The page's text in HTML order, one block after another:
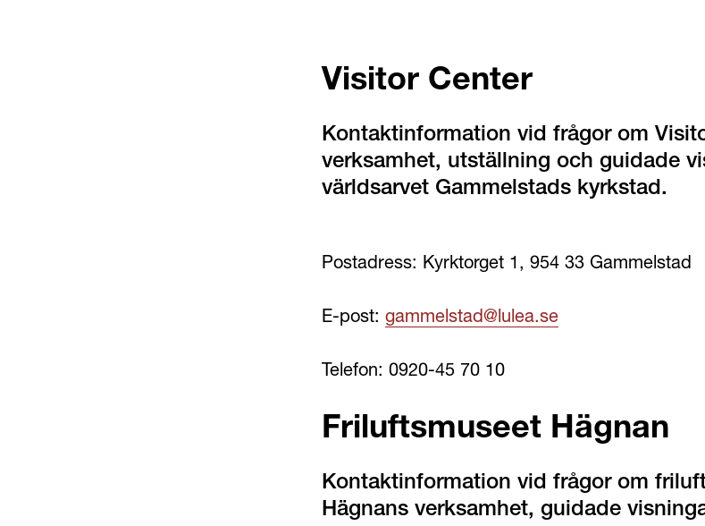
Visitor Center
Kontaktinformation vid frågor om
verksamhet, utställning och guidade
världsarvet Gammelstads kyrkstad.
Postadress: Kyrktorget 1, 954 33 Gammelstad
E-post: gammelstad@lulea.se
Telefon: 0920-45 70 10
Friluftsmuseet Hägnan
Kontaktinformation vid frågor om
Hägnans verksamhet, guidade